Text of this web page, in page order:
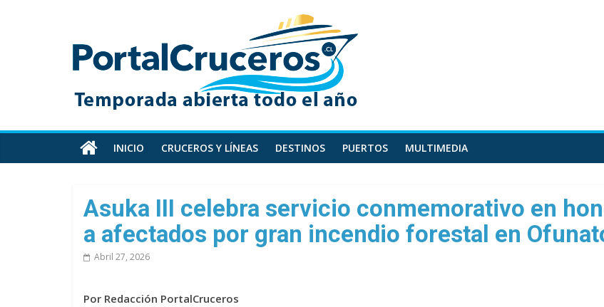
PortalCruceros
Toda
información
cruceros
en
un
sitio
INICIO CRUCEROS Y LÍNEAS DESTINOS PUERTOS MULTIMEDIA
Asuka III celebra servicio conmemorativo en
a afectados por gran incendio forestal en
Abril 27, 2026
Por Redacción PortalCruceros